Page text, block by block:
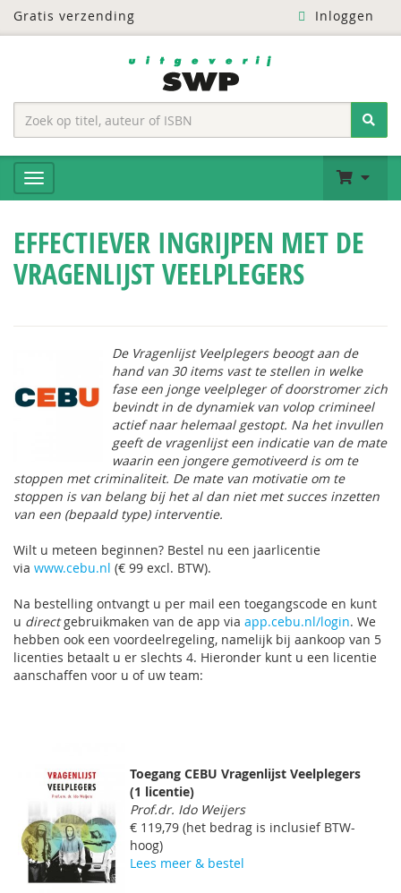
Gratis verzending Inloggen
EFFECTIEVER INGRIJPEN MET DE
VRAGENLIJST VEELPLEGERS
De Vragenlijst Veelplegersbeoogt aan de
hand van 30 items vast te stellen in welke
fase een jonge veelpleger of doorstromer zich
bevindt in de dynamiek van volop crimineel
actief naar helemaal gestopt. Na het invullen
geeft de vragenlijst een indicatie van de mate
waarin een jongere gemotiveerd is om te
stoppen met criminaliteit. De mate van motivatie om te
stoppen is van belang bij het al dan niet met succes inzetten
van een (bepaald type) interventie.
Wilt u meteen beginnen? Bestel nu een jaarlicentie
via www.cebu.nl (€ 99 excl. BTW).
Na bestelling ontvangt u per mail een toegangscode en kunt
u directgebruikmaken van de app via app.cebu.nl/login. We
hebben ook een voordeelregeling, namelijk bij aankoop van 5
licenties betaalt u er slechts 4. Hieronder kunt u een licentie
aanschaffen voor u of uw team:
Toegang CEBU Vragenlijst Veelplegers
(1 licentie)
Prof.dr. Ido Weijers
€ 119,79 (het bedrag is inclusief BTW-
hoog)
Lees meer & bestel